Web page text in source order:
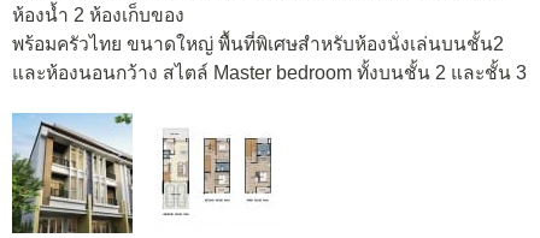
ห้องน้ำ 2 ห้องเก็บของ
พร้อมครัวไทย ขนาดใหญ่ พื้นที่พิเศษสำหรับห้องนั่งเล่นบนชั้น2
และห้องนอนกว้าง สไตล์ Master bedroom ทั้งบนชั้น 2 และชั้น 3